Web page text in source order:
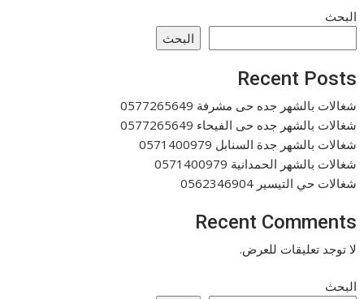
البحث
البحث
Recent Posts
شغالات بالشهر جده حى مشرفة 0577265649
شغالات بالشهر جده حى الفيحاء 0577265649
شغالات بالشهر جدة السنابل 0571400979
شغالات بالشهر الحمدانية 0571400979
شغالات حي التيسير 0562346904
Recent Comments
لا توجد تعليقات للعرض.
البحث